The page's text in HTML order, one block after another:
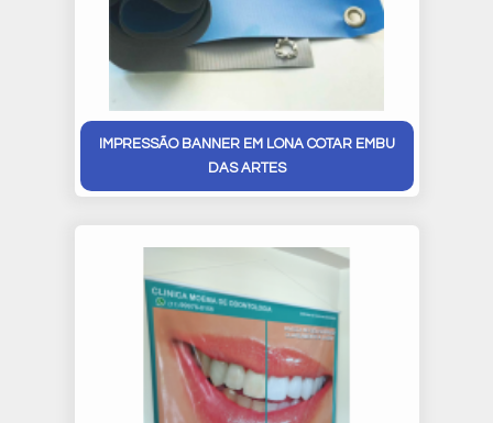
IMPRESSÃO BANNER EM LONA COTAR EMBU
DAS ARTES